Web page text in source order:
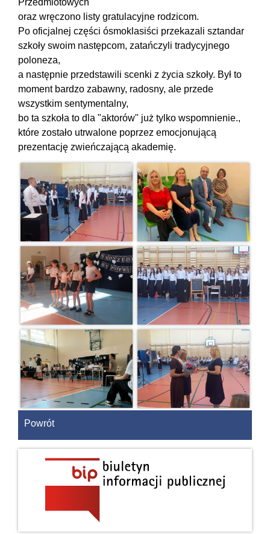
Przedmiotowych
oraz wręczono listy gratulacyjne rodzicom.
Po oficjalnej części ósmoklasiści przekazali sztandar
szkoły swoim następcom, zatańczyli tradycyjnego
poloneza,
a następnie przedstawili scenki z życia szkoły. Był to
moment bardzo zabawny, radosny, ale przede
wszystkim sentymentalny,
bo ta szkoła to dla "aktorów" już tylko wspomnienie.,
które zostało utrwalone poprzez emocjonującą
prezentację zwieńczającą akademię.
Powrót